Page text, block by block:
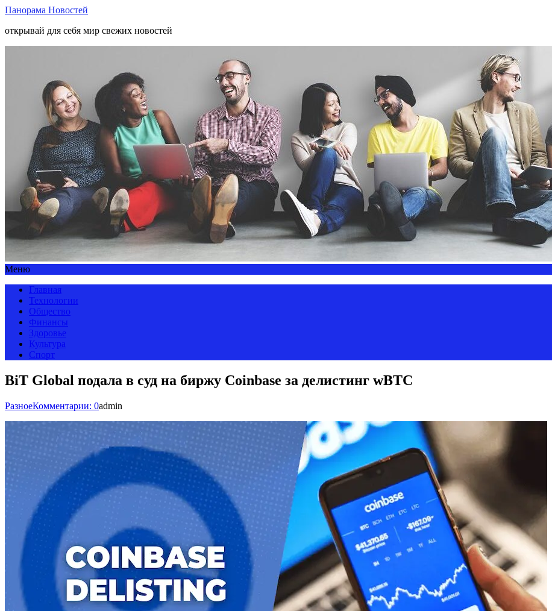
Панорама Новостей
открывай для себя мир свежих новостей
Меню
Главная
Технологии
Общество
Финансы
Здоровье
Культура
Спорт
BiT Global подала в суд на биржу Coinbase за делистинг wBTC
РазноеКомментарии: 0admin